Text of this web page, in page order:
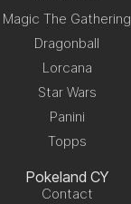
Magic The Gathering
Dragonball
Lorcana
Star Wars
Panini
Topps
Pokeland CY
Contact